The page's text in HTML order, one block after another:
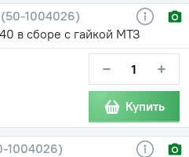
1004026)
в сборе с гайкой МТЗ
− +
Купить
1004026)